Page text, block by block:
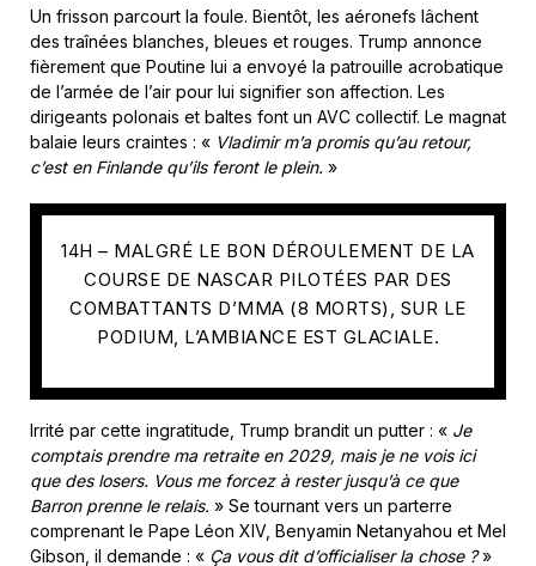
Un frisson parcourt la foule. Bientôt, les aéronefs lâchent
des traînées blanches, bleues et rouges. Trump annonce
fièrement que Poutine lui a envoyé la patrouille acrobatique
de l’armée de l’air pour lui signifier son affection. Les
dirigeants polonais et baltes font un AVC collectif. Le magnat
balaie leurs craintes : « Vladimir m’a promis qu’au retour,
c’est en Finlande qu’ils feront le plein. »
14H – MALGRÉ LE BON DÉROULEMENT DE LA
COURSE DE NASCAR PILOTÉES PAR DES
COMBATTANTS D’MMA (8 MORTS), SUR LE
PODIUM, L’AMBIANCE EST GLACIALE.
Irrité par cette ingratitude, Trump brandit un putter : « Je
comptais prendre ma retraite en 2029, mais je ne vois ici
que des losers. Vous me forcez à rester jusqu’à ce que
Barron prenne le relais. » Se tournant vers un parterre
comprenant le Pape Léon XIV, Benyamin Netanyahou et Mel
Gibson, il demande : « Ça vous dit d’officialiser la chose ?»